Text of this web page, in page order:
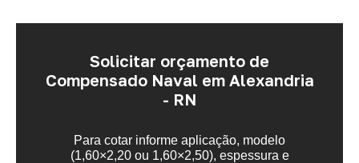
Solicitar orçamento de
Compensado Naval em Alexandria
- RN
Para cotar informe aplicação, modelo
(1,60×2,20 ou 1,60×2,50), espessura e